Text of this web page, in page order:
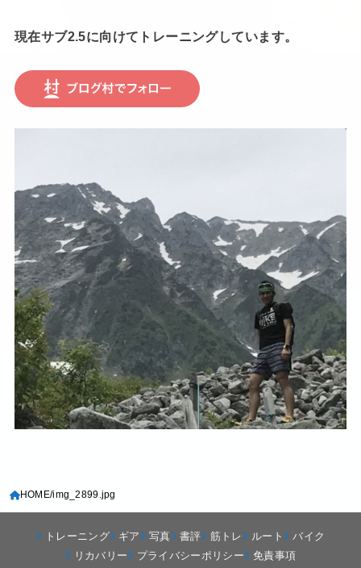
現在サブ2.5に向けてトレーニングしています。
HOME img_2899.jpg
トレーニング ギア 写真 書評 筋トレ ルート
バイク
リカバリー
プライバシーポリシー 免責事項